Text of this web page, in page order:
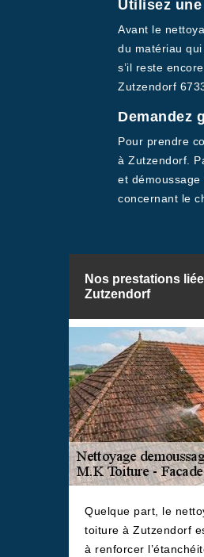
Utilisez
Avant le
du matériau
s’il reste
Zutzendorf
Demandez
Pour prendre
à Zutzendorf.
et
concernant le
Nos prestations
Zutzendorf
Quelque part, le
toiture à Zutzendorf
à renforcer